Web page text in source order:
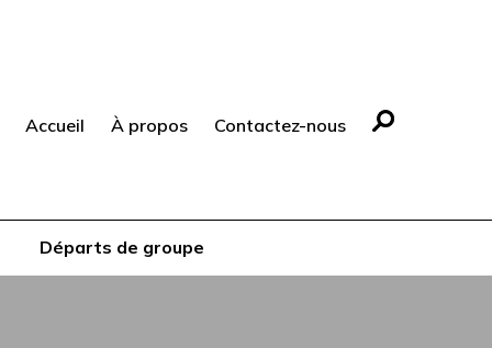
Accueil À propos Contactez-nous
Départs de groupe